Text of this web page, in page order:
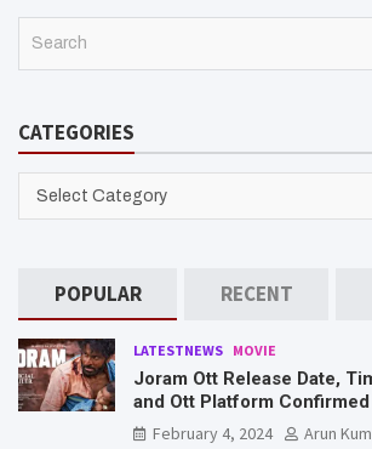
c
CATEGORIES
POPULAR RECENT
LATESTNEWS MOVIE
Joram Ott Release Date,
and Ott Platform
Know Here
February 4, 2024 Arun